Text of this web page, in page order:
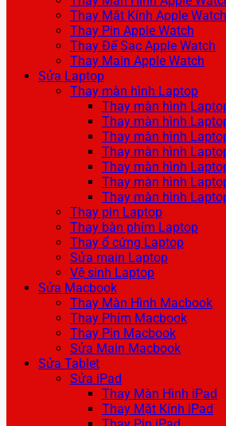
Thay Mặt Kính Apple Watch
Thay Pin Apple Watch
Thay Đế Sạc Apple Watch
Thay Main Apple Watch
Sửa Laptop
Thay màn hình Laptop
Thay màn hình
Thay màn hình
Thay màn hình
Thay màn hình
Thay màn hình
Thay màn hình
Thay màn hình
Thay pin Laptop
Thay bàn phím Laptop
Thay ổ cứng Laptop
Sửa main Laptop
Vệ sinh Laptop
Sửa Macbook
Thay Màn Hình Macbook
Thay Phím Macbook
Thay Pin Macbook
Sửa Main Macbook
Sửa Tablet
Sửa iPad
Thay Màn Hình iPad
Thay Mặt Kính iPad